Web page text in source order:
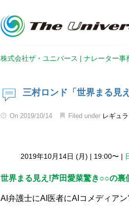
株式会社ザ・ユニバース | ナレーター事
三村ロンド「世界まる見
On 2019/10/14 Filed under レギュ
2019年10月14日 (月) | 19:00〜 |
世界まる見え!芦田愛菜驚き○○の
AI弁護士にAI医者にAIコメディアン